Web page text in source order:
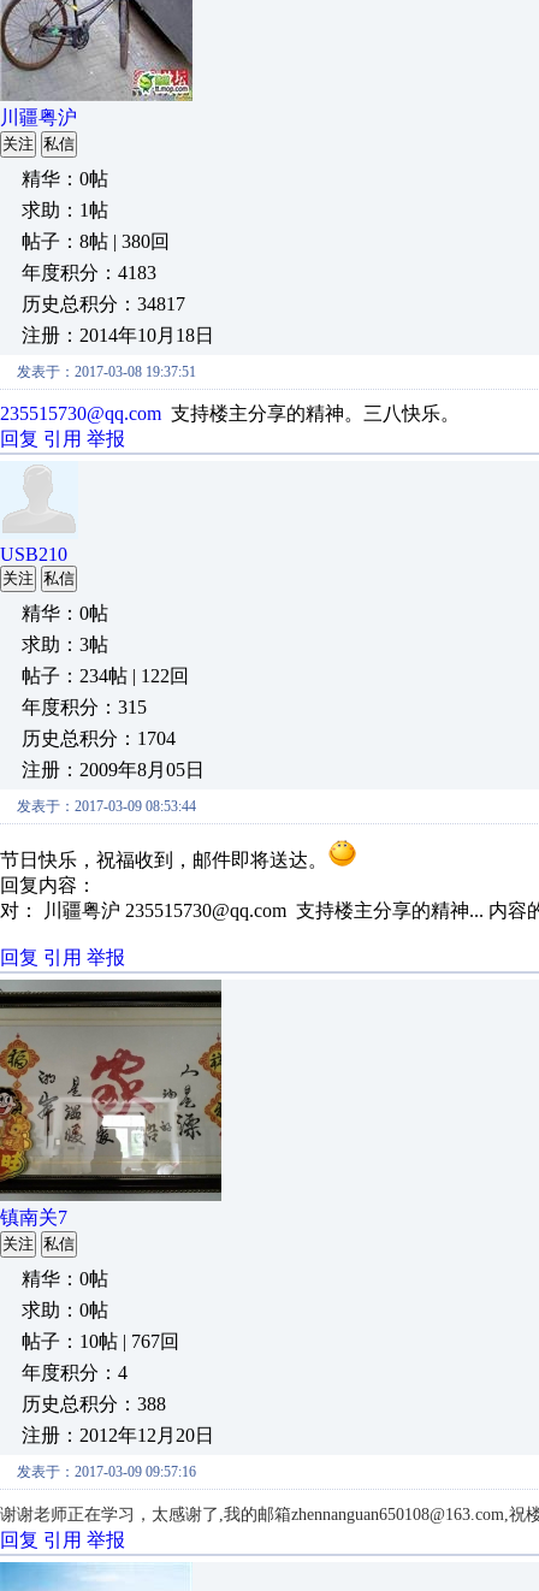
川疆粤沪
关注 私信
精华：0帖
求助：1帖
帖子：8帖 | 380回
年度积分：4183
历史总积分：34817
注册：2014年10月18日
发表于：2017-03-08 19:37:51
235515730@qq.com 支持楼主分享的精神。三八快乐。
回复 引用 举报
USB210
关注 私信
精华：0帖
求助：3帖
帖子：234帖 | 122回
年度积分：315
历史总积分：1704
注册：2009年8月05日
发表于：2017-03-09 08:53:44
节日快乐，祝福收到，邮件即将送达。
回复内容：
对： 川疆粤沪 235515730@qq.com 支持楼主分享的精神... 内容
回复 引用 举报
镇南关7
关注 私信
精华：0帖
求助：0帖
帖子：10帖 | 767回
年度积分：4
历史总积分：388
注册：2012年12月20日
发表于：2017-03-09 09:57:16
谢谢老师正在学习，太感谢了,我的邮箱zhennanguan650108@163.com,祝
回复 引用 举报